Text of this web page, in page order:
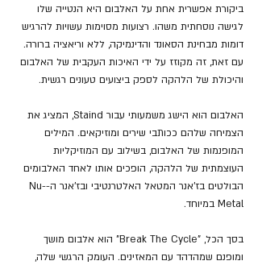
ביקורת אפשרית אחת על האלבום היא הנטייה שלו
לגישה נוסחתית משהו. רצועות מסוימות עשויות להרגיש
דומות מבחינת הסאונד והדינמיקה, ללא וריאציה ברורה.
עם זאת, זה מקוזז על ידי האיכות העקבית של האלבום
והיכולת של הלהקה לספק ביצועים טעונים רגשית.
האלבום הוא הישג משמעותי עבור Staind, המציג את
הצמיחה שלהם ככותבי שירים ומוזיקאים. המילים
המופנמות של האלבום, בשילוב עם המוזיקליות
העוצמתית של הלהקה, הופכים אותו לאחד האלבומים
הבולטים בז'אנר המטאל האלטרנטיבי ובז'אנר ה-Nu-
Metal במיוחד.
בסך הכל, "Break The Cycle" הוא אלבום מושך
ומופנם שמהדהד עם המאזינים. העומק הרגשי שלה,